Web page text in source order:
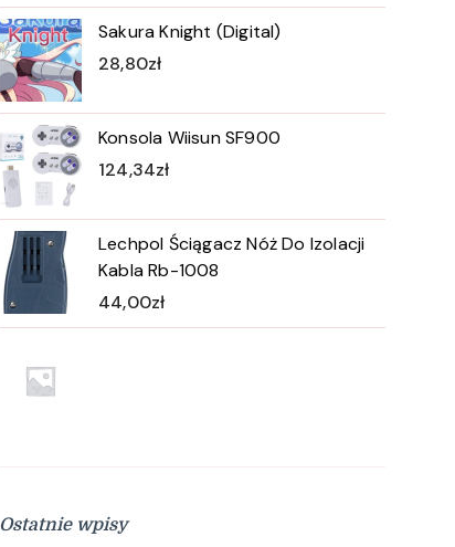
Sakura Knight (Digital)
28,80zł
Konsola Wiisun SF900
124,34zł
Lechpol Ściągacz Nóż Do Izolacji
Kabla Rb-1008
44,00zł
Ostatnie wpisy